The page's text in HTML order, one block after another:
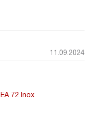
11.09.2024
72 Inox